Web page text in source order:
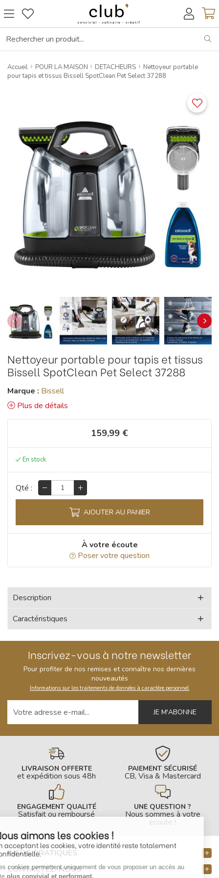
Accueil POUR LA MAISON DETACHEURS
Nettoyeur portable
pour tapis et tissus Bissell SpotClean Pet Select 37288
Nettoyeur portable pour tapis et tissus
Bissell SpotClean Pet Select 37288
Marque : Bissell
Plus de détails
159,99 €
Qté :
AJOUTER AU PANIER
À votre écoute
Poser votre question
Description
Caractéristiques
Inscrivez-vous à notre newsletter
Pour profiter de nos remises et connaître nos dernières
nouveautés
Informations sur les traitements de données à caractère personnel
LIVRAISON OFFERTE
et expédition sous 48h
PAIEMENT SÉCURISÉ
CB, Visa & Mastercard
ENGAGEMENT QUALITÉ
Satisfait ou remboursé
UNE QUESTION ?
Nous sommes à votre
écoute !
INFOS PRATIQUES
CONTACTEZ-NOUS
Nous aimons les cookies !
En acceptant les cookies, votre identité reste
totalement confidentielle.
Ces cookies permettent uniquement de vous
proposer un accès au siteplus convivial et performant.